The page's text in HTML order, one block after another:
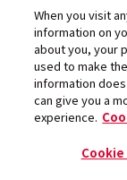
せんでした
て」
放って
When you visit
information on
about you, your
used to make
information
can give you a
experience.